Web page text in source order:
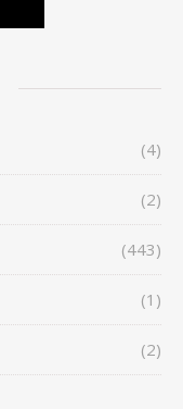
(4)
(2)
(443)
(1)
(2)